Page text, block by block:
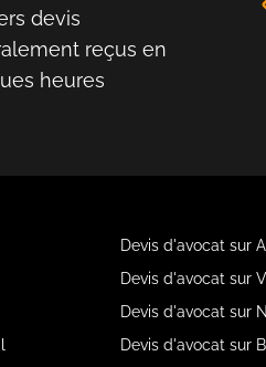
devis
reçus en
heures
Devis d'avocat sur
Devis d'avocat sur
Devis d'avocat sur
Devis d'avocat sur